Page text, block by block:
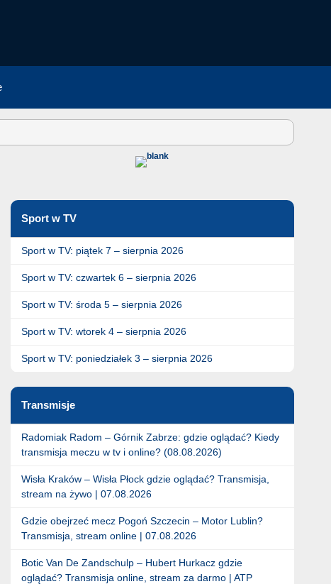
Sport w TV
Sport w TV: piątek 7 – sierpnia 2026
Sport w TV: czwartek 6 – sierpnia 2026
Sport w TV: środa 5 – sierpnia 2026
Sport w TV: wtorek 4 – sierpnia 2026
Sport w TV: poniedziałek 3 – sierpnia 2026
Transmisje
Radomiak Radom – Górnik Zabrze: gdzie oglądać? Kiedy
transmisja meczu w tv i online? (08.08.2026)
Wisła Kraków – Wisła Płock gdzie oglądać? Transmisja,
stream na żywo | 07.08.2026
Gdzie obejrzeć mecz Pogoń Szczecin – Motor Lublin?
Transmisja, stream online | 07.08.2026
Botic Van De Zandschulp – Hubert Hurkacz gdzie
oglądać? Transmisja online, stream za darmo | ATP